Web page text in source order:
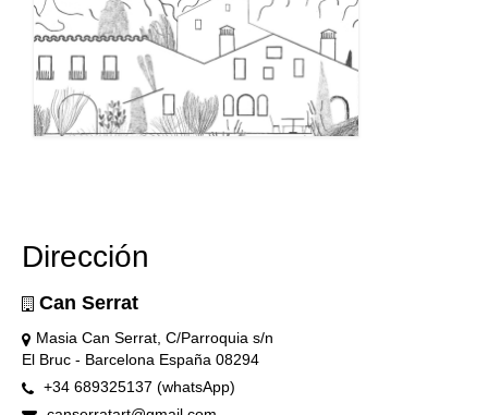
Dirección
Can Serrat
Masia Can Serrat, C/Parroquia s/n
El Bruc - Barcelona España 08294
+34 689325137 (whatsApp)